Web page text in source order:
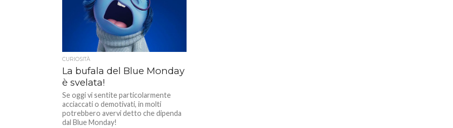
CURIOSITÀ
La bufala del Blue Monday
è svelata!
Se oggi vi sentite particolarmente
acciaccati o demotivati, in molti
potrebbero avervi detto che dipenda
dal Blue Monday!